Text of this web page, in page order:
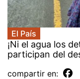
El País
¡Ni el agua los
participan del
compartir en: